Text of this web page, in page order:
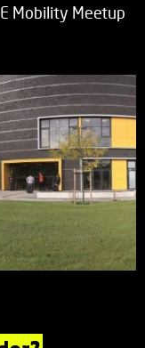
Mobility Meetup